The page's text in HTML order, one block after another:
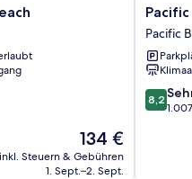
Der
Preis
beträgt
134 €
inkl. Steuern & Gebühren
1. Sept.–2. Sept.
Pacific
View
Inn
Pacific
Beach
Pacific
8.2
von
8,2